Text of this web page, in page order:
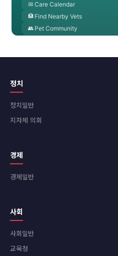
정치
정치일반
지자체 의회
경제
경제일반
사회
사회일반
교육청